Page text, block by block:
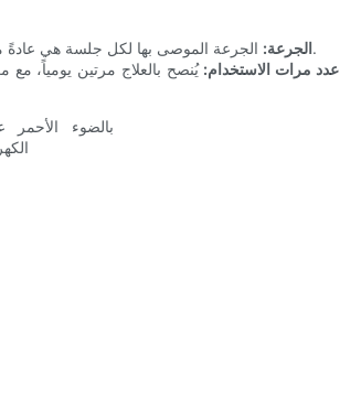
الجرعة:الجرعة الموصى بها لكل جلسة هي عادةً من 10 إلى 15 دقيقة لكل منطقة. وهذا يضمن التعرض الأمثل للضوء دون إجهاد الأنسجة.
عدد مرات الاستخدام: